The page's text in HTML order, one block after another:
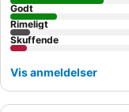
Godt
Rimeligt
Skuffende
Vis anmeldelser